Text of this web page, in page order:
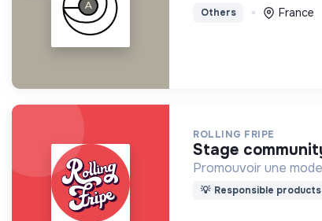
Others France
ROLLING FRIPE
stage
Promouvoir une
💡 Responsible